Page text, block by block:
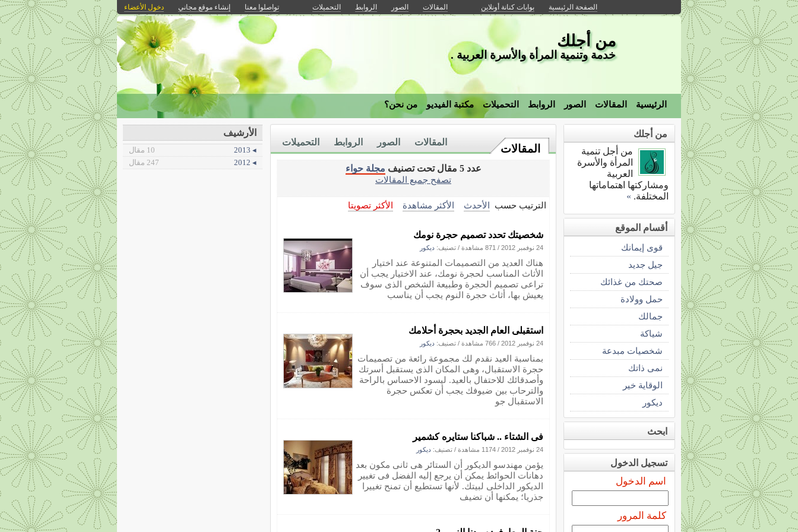
الصفحة الرئيسية بوابات كنانة أونلاين المقالات الصور الروابط التحميلات تواصلوا معنا إنشاء موقع مجاني دخول الأعضاء
من أجلك
خدمة وتنمية المرأة والأسرة العربية .
الرئيسية المقالات الصور الروابط التحميلات مكتبة الفيديو من نحن؟
المقالات
التحميلات الروابط الصور المقالات
عدد 5 مقال تحت تصنيف
مجلة حواء
تصفح جميع المقالات
الترتيب حسب الأحدث الأكثر مشاهدة الأكثر تصويتا
شخصيتك تحدد تصميم حجرة نومك
24 نوفمبر 2012 / 871 مشاهدة / تصنيف: ديكور
هناك العديد من التصميمات المتنوعة عند اختيار
الأثاث المناسب لحجرة نومك، عند الاختيار يجب أن
تراعى تصميم الحجرة وطبيعة الشخص الذى سوف
يعيش بها، أثاث حجرة النوم يجب أن يناسب
استقبلى العام الجديد بحجرة أحلامك
24 نوفمبر 2012 / 766 مشاهدة / تصنيف: ديكور
بمناسبة العيد نقدم لك مجموعة رائعة من تصميمات
حجرة الاستقبال، وهى المكان الذى يستقبل أسرتك
وأصدقائك للاحتفال بالعيد. ليسود الاحساس بالراحة
والترحاب بين ضيوفك يجب أن تعكس حجرة
الاستقبال جو
فى الشتاء .. شباكنا ستايره كشمير
24 نوفمبر 2012 / 1174 مشاهدة / تصنيف: ديكور
يؤمن مهندسو الديكور أن الستائر هى ثانى مكون بعد
دهانات الحوائط يمكن أن يرجع إليه الفضل فى تغيير
الديكور الداخلى لبيتك. لأنها تستطيع أن تمنح تغييرا
جذريا؛ يمكنها أن تضيف
من أجلك
من أجل تنمية
المرأة والأسرة
العربية
ومشاركتها اهتماماتها
المختلفة. »
أقسام الموقع
قوى إيمانك
جيل جديد
صحتك من غذائك
حمل وولادة
جمالك
شياكة
شخصيات مبدعة
نمى ذاتك
الوقاية خير
ديكور
ابحث
تسجيل الدخول
اسم الدخول
كلمة المرور
الأرشيف
◂ 2013
10 مقال
◂ 2012
247 مقال